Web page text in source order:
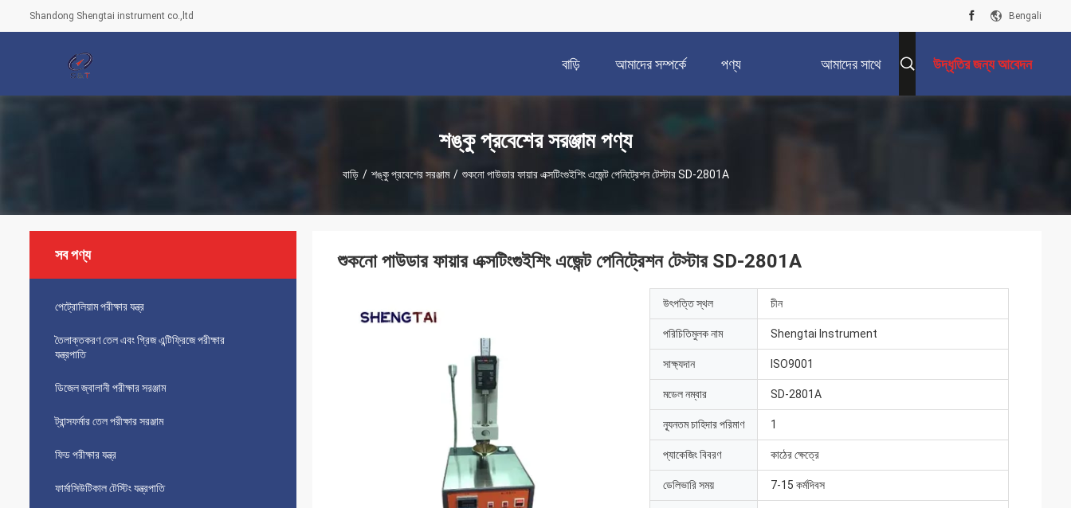
Shandong Shengtai instrument co.,ltd Bengali
বাড়ি আমাদের সম্পর্কে পণ্য আমাদের সাথে উদ্ধৃতির জন্য আবেদন
শঙ্কু প্রবেশের সরঞ্জাম পণ্য
বাড়ি / শঙ্কু প্রবেশের সরঞ্জাম / শুকনো পাউডার ফায়ার এক্সটিংগুইশিং এজেন্ট পেনিট্রেশন টেস্টার SD-2801A
সব পণ্য
পেট্রোলিয়াম পরীক্ষার যন্ত্র
তৈলাক্তকরণ তেল এবং গ্রিজ এন্টিফ্রিজে পরীক্ষার
যন্ত্রপাতি
ডিজেল জ্বালানী পরীক্ষার সরঞ্জাম
ট্রান্সফর্মার তেল পরীক্ষার সরঞ্জাম
ফিড পরীক্ষার যন্ত্র
ফার্মাসিউটিকাল টেস্টিং যন্ত্রপাতি
শুকনো পাউডার ফায়ার এক্সটিংগুইশিং এজেন্ট পেনিট্রেশন টেস্টার SD-2801A
উৎপত্তি স্থল চীন
পরিচিতিমুলক নাম Shengtai Instrument
সাক্ষ্যদান ISO9001
মডেল নম্বার SD-2801A
ন্যূনতম চাহিদার পরিমাণ 1
প্যাকেজিং বিবরণ কাঠের ক্ষেত্রে
ডেলিভারি সময় 7-15 কর্মদিবস